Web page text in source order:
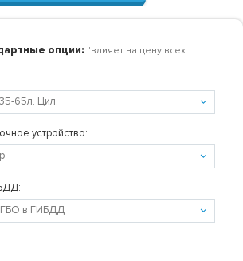
опции: "влияет на цену всех
устройство: